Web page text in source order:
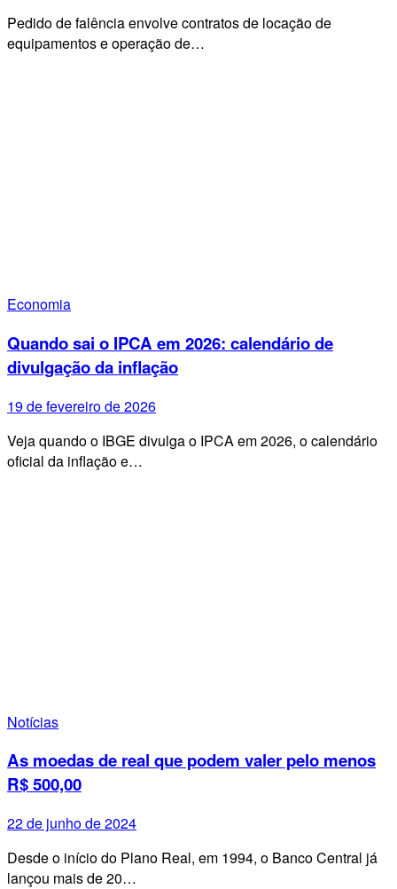
Pedido de falência envolve contratos de locação de
equipamentos e operação de…
Economia
Quando sai o IPCA em 2026: calendário de
divulgação da inflação
19 de fevereiro de 2026
Veja quando o IBGE divulga o IPCA em 2026, o calendário
oficial da inflação e…
Notícias
As moedas de real que podem valer pelo menos
R$ 500,00
22 de junho de 2024
Desde o início do Plano Real, em 1994, o Banco Central já
lançou mais de 20…